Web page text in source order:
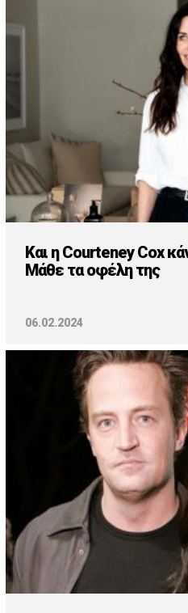
Tv
Πρώτο
Style
Και η Courteney Cox
Μάθε τα οφέλη της
06.02.2024